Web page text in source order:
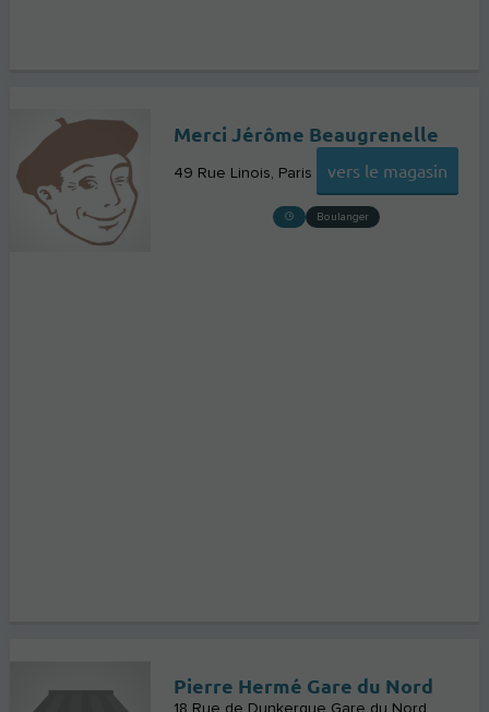
Merci Jérôme Beaugrenelle
49 Rue Linois Paris vers le magasin
Boulanger
Pierre Hermé Gare du Nord
18 Rue de Dunkerque Gare du Nord